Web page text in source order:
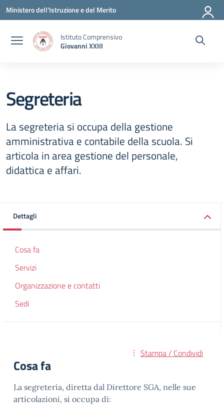
Vai ai contenuti
Vai al menu di navigazione
Vai al footer
Ministero dell'Istruzione e del Merito
Istituto Comprensivo
Giovanni XXIII
Segreteria
La segreteria si occupa della gestione
amministrativa e contabile della scuola. Si
articola in area gestione del personale,
didattica e affari.
Dettagli
Cosa fa
Servizi
Organizzazione e contatti
Sedi
Stampa / Condividi
Cosa fa
La segreteria, diretta dal Direttore SGA, nelle sue
articolazioni, si occupa di: